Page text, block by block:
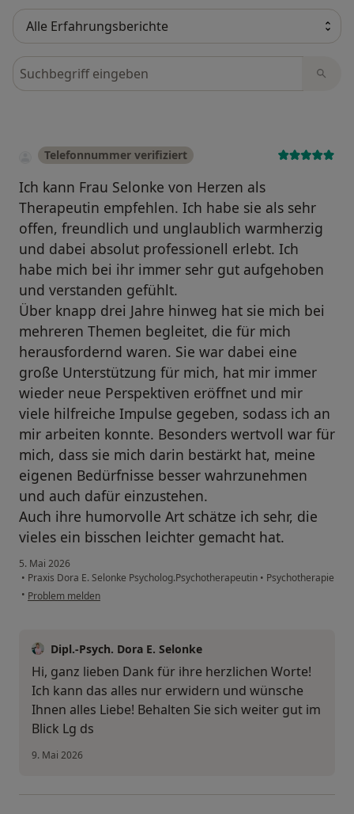
Bewertungen durchsuchen
Telefonnummer verifiziert
Ich kann Frau Selonke von Herzen als
Therapeutin empfehlen. Ich habe sie als sehr
offen, freundlich und unglaublich warmherzig
und dabei absolut professionell erlebt. Ich
habe mich bei ihr immer sehr gut aufgehoben
und verstanden gefühlt.
Über knapp drei Jahre hinweg hat sie mich bei
mehreren Themen begleitet, die für mich
herausfordernd waren. Sie war dabei eine
große Unterstützung für mich, hat mir immer
wieder neue Perspektiven eröffnet und mir
viele hilfreiche Impulse gegeben, sodass ich an
mir arbeiten konnte. Besonders wertvoll war für
mich, dass sie mich darin bestärkt hat, meine
eigenen Bedürfnisse besser wahrzunehmen
und auch dafür einzustehen.
Auch ihre humorvolle Art schätze ich sehr, die
vieles ein bisschen leichter gemacht hat.
5. Mai 2026
• Praxis Dora E. Selonke Psycholog.Psychotherapeutin • Psychotherapie
• Problem melden
Dipl.-Psych. Dora E. Selonke
Hi, ganz lieben Dank für ihre herzlichen Worte!
Ich kann das alles nur erwidern und wünsche
Ihnen alles Liebe! Behalten Sie sich weiter gut im
Blick Lg ds
9. Mai 2026